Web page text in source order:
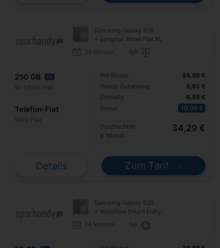
Samsung Galaxy S26
+ congstar Allnet Flat XL
24 Monate
250 GB 5G
50 Mbit/s max.
Telefon-Flat
SMS-Flat
Pro Monat
Handy Zuzahlung
Einmalig
Bonus
34,00 €
9,95 €
6,99 €
10,00 €
Durchschnitt
p. Monat
34,29 €
Details Zum Tarif
Samsung Galaxy S26
+ Vodafone Smart Entry
24 Monate